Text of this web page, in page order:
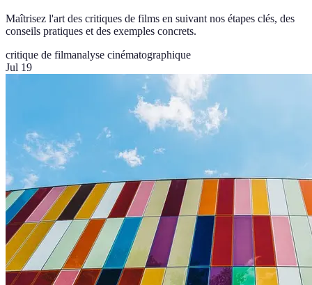
Maîtrisez l'art des critiques de films en suivant nos étapes clés, des
conseils pratiques et des exemples concrets.
critique de filmanalyse cinématographique
Jul 19